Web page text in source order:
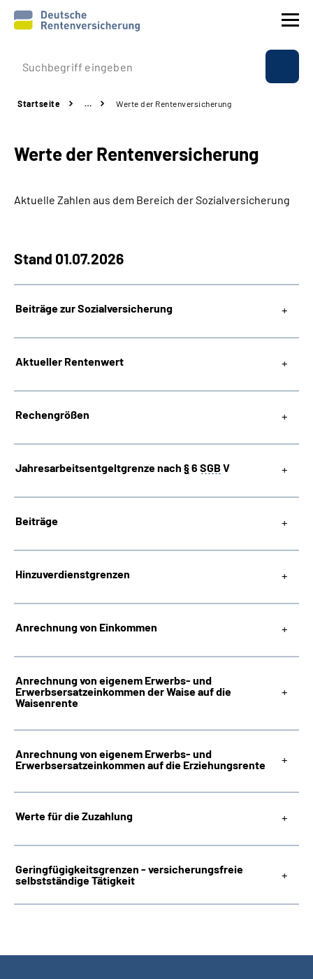
Prävention
Rente
Beratung & Kontakt
Online-Services
Inhalte in Gebärdensprache (DGS)
Startseite … Werte der Rentenversicherung
Werte der Rentenversicherung
Aktuelle Zahlen aus dem Bereich der Sozialversicherung
Stand 01.07.2026
Beiträge zur Sozialversicherung
Aktueller Rentenwert
Rechengrößen
Jahresarbeitsentgeltgrenze nach §6 SGB V
Beiträge
Hinzuverdienstgrenzen
Anrechnung von Einkommen
Anrechnung von eigenem Erwerbs- und
Erwerbsersatzeinkommen der Waise auf die
Waisenrente
Anrechnung von eigenem Erwerbs- und
Erwerbsersatzeinkommen auf die Erziehungsrente
Werte für die Zuzahlung
Geringfügigkeitsgrenzen - versicherungsfreie
selbstständige Tätigkeit